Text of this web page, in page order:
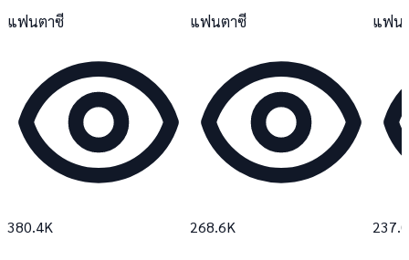
แฟนตาซี
380.4K
แฟนตาซี
268.6K
แฟน